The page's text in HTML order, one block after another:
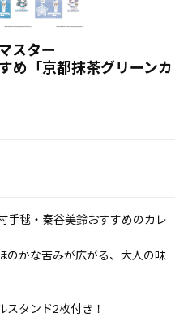
スター
め「京都抹茶グリーンカ
手毬・秦谷美鈴おすすめのカレ
のかな苦みが広がる、大人の味
スタンド2枚付き！